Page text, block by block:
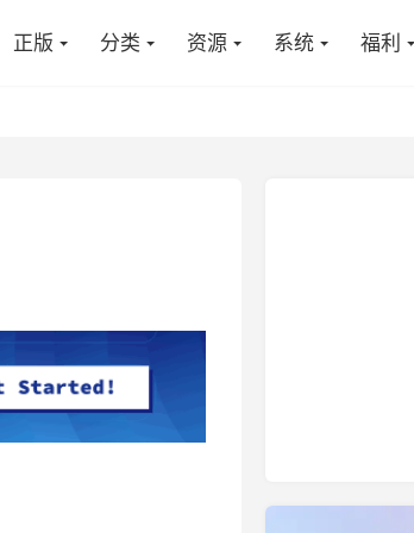
正版 分类 资源 系统 福利